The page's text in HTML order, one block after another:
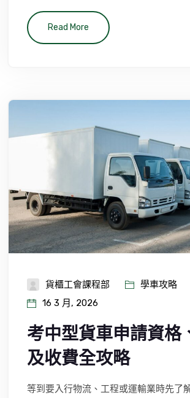
Read More
貨櫃工會課程部
學車攻略
16 3 月, 2026
考中型貨車申請資格
及收費全攻略
等到要入行物流、工程或運輸業時先了